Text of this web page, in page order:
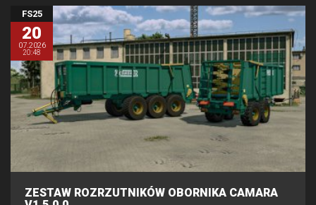
FS25
20
07.2026
20:48
ZESTAW ROZRZUTNIKÓW OBORNIKA CAMARA